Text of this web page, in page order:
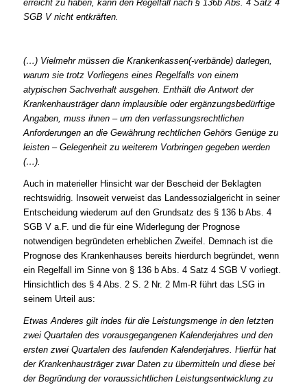
erreicht zu haben, kann den Regelfall nach § 136b Abs. 4 Satz 4
SGB V nicht entkräften.
(…) Vielmehr müssen die Krankenkassen(-verbände) darlegen,
warum sie trotz Vorliegens eines Regelfalls von einem
atypischen Sachverhalt ausgehen. Enthält die Antwort der
Krankenhausträger dann implausible oder ergänzungsbedürftige
Angaben, muss ihnen – um den verfassungsrechtlichen
Anforderungen an die Gewährung rechtlichen Gehörs Genüge zu
leisten – Gelegenheit zu weiterem Vorbringen gegeben werden
(…).
Auch in materieller Hinsicht war der Bescheid der Beklagten
rechtswidrig. Insoweit verweist das Landessozialgericht in seiner
Entscheidung wiederum auf den Grundsatz des § 136 b Abs. 4
SGB V a.F. und die für eine Widerlegung der Prognose
notwendigen begründeten erheblichen Zweifel. Demnach ist die
Prognose des Krankenhauses bereits hierdurch begründet, wenn
ein Regelfall im Sinne von § 136 b Abs. 4 Satz 4 SGB V vorliegt.
Hinsichtlich des § 4 Abs. 2 S. 2 Nr. 2 Mm-R führt das LSG in
seinem Urteil aus:
Etwas Anderes gilt indes für die Leistungsmenge in den letzten
zwei Quartalen des vorausgegangenen Kalenderjahres und den
ersten zwei Quartalen des laufenden Kalenderjahres. Hierfür hat
der Krankenhausträger zwar Daten zu übermitteln und diese bei
der Begründung der voraussichtlichen Leistungsentwicklung zu